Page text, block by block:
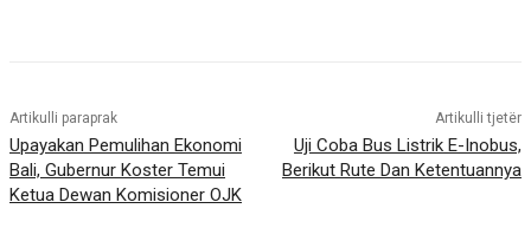
Artikulli paraprak
Upayakan Pemulihan Ekonomi
Bali, Gubernur Koster Temui
Ketua Dewan Komisioner OJK
Artikulli tjetër
Uji Coba Bus Listrik E-Inobus,
Berikut Rute Dan Ketentuannya